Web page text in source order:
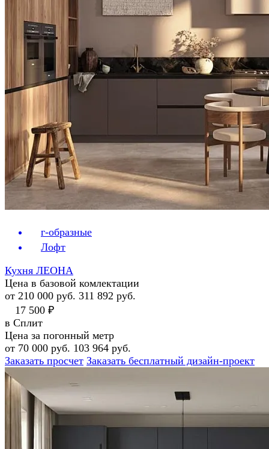
г-образные
Лофт
Кухня ЛЕОНА
Цена в базовой комлектации
от 210 000 руб. 311 892 руб.
17 500 ₽
в Сплит
Цена за погонный метр
от 70 000 руб. 103 964 руб.
Заказать просчет Заказать бесплатный дизайн-проект